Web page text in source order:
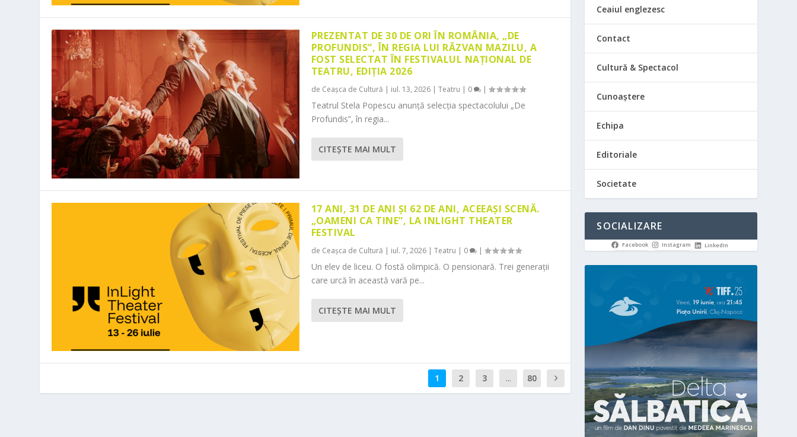
PREZENTAT DE 30 DE ORI ÎN ROMÂNIA, „DE
PROFUNDIS”, ÎN REGIA LUI RĂZVAN MAZILU, A
FOST SELECTAT ÎN FESTIVALUL NAȚIONAL DE
TEATRU, EDIȚIA 2026
de Ceașca de Cultură | iul. 13, 2026| Teatru | 0 |
Teatrul Stela Popescu anunță selecția spectacolului „De
Profundis”, în regia...
CITEŞTE MAI MULT
17 ANI, 31 DE ANI ȘI 62 DE ANI, ACEEAȘI SCENĂ.
„OAMENI CA TINE”, LA INLIGHT THEATER
FESTIVAL
de Ceașca de Cultură | iul. 7, 2026| Teatru | 0 |
Un elev de liceu. O fostă olimpică. O pensionară. Trei generații
care urcă în această vară pe...
CITEŞTE MAI MULT
1 2 3 ... 80
Ceaiul englezesc
Contact
Cultură & Spectacol
Cunoaștere
Echipa
Editoriale
Societate
SOCIALIZARE
Facebook Instagram LinkedIn